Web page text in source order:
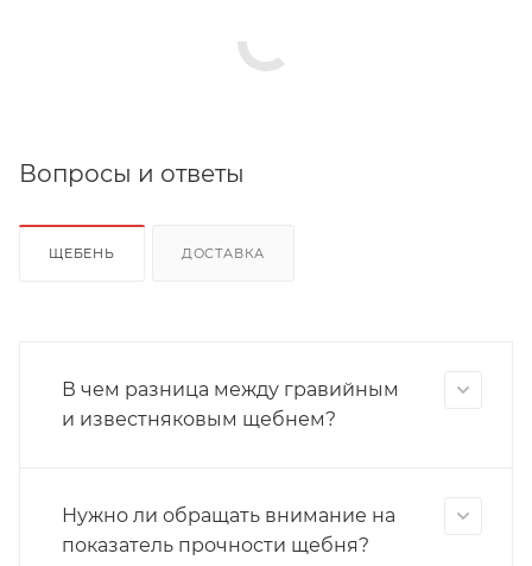
Вопросы и ответы
ЩЕБЕНЬ ДОСТАВКА
В чем разница между гравийным
и известняковым щебнем?
Нужно ли обращать внимание на
показатель прочности щебня?